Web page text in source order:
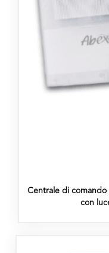
Centrale di comando
con